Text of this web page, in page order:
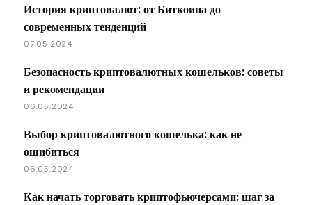
История криптовалют: от Биткоина до
современных тенденций
07.05.2024
Безопасность криптовалютных кошельков: советы
и рекомендации
06.05.2024
Выбор криптовалютного кошелька: как не
ошибиться
06.05.2024
Как начать торговать криптофьючерсами: шаг за